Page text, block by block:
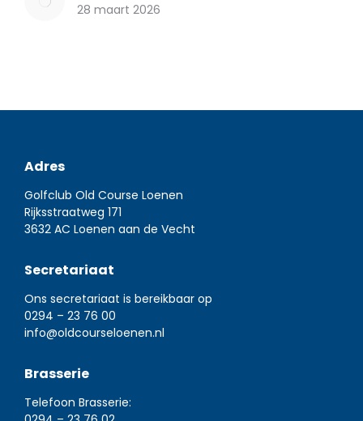
28 maart 2026
Adres
Golfclub Old Course Loenen
Rijksstraatweg 171
3632 AC Loenen aan de Vecht
Secretariaat
Ons secretariaat is bereikbaar op
0294 – 23 76 00
info@oldcourseloenen.nl
Brasserie
Telefoon Brasserie: